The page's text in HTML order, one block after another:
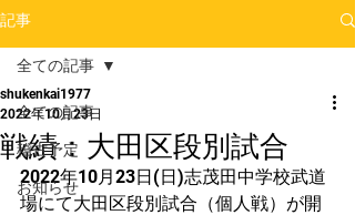
記事
全ての記事
稽古予定
お知らせ
全ての記事
戦績：大田区段別試合
shukenkai1977
2022年10月23日
2022年10月23日(日)志茂田中学校武道
場にて大田区段別試合（個人戦）が開